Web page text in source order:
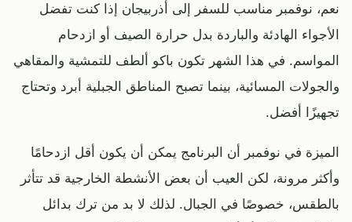
نعم، نوفمبر مناسب للسفر إلى أذربيجان إذا كنت تفضل
الأجواء الهادئة والباردة بدل حرارة الصيف أو ازدحام
المواسم. في هذا الشهر تكون باكو ألطف للتمشية والمقاهي
والجولات المسائية، بينما تصبح المناطق الجبلية أبرد وتحتاج
تجهيزًا أفضل.
الميزة في نوفمبر أن البرنامج يمكن أن يكون أقل ازدحامًا
وأكثر مرونة، لكن العيب أن بعض الأنشطة الخارجية قد تتأثر
بالطقس، خصوصًا في الجبال. لذلك لا بد من ترك بدائل